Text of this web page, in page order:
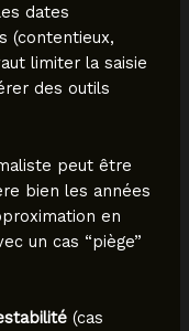
dates
(contentieux,
limiter la saisie
des outils
peut être
bien les années
en
un cas “piège”
(cas